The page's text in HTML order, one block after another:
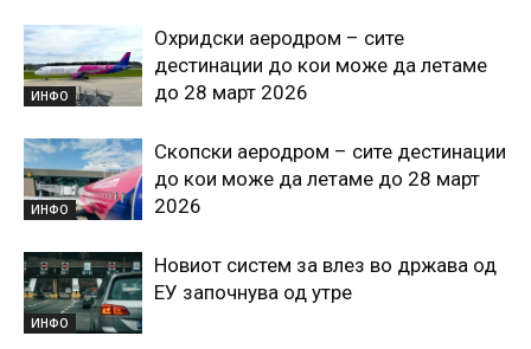
ИНФО
Охридски аеродром – сите
дестинации до кои може да летаме
до 28 март 2026
ИНФО
Скопски аеродром – сите дестинации
до кои може да летаме до 28 март
2026
ИНФО
Новиот систем за влез во држава од
ЕУ започнува од утре